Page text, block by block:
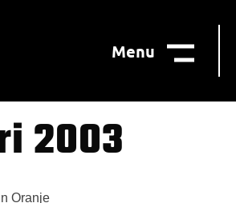
Menu
2003
Oranje